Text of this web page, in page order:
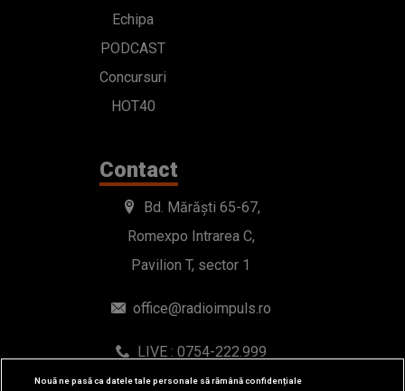
Echipa
PODCAST
Concursuri
HOT40
Contact
Bd. Mărăști 65-67,
Romexpo Intrarea C,
Pavilion T, sector 1
office@radioimpuls.ro
LIVE : 0754-222.999
WhatsApp: 0754-222.999
Nouă ne pasă ca datele tale personale să rămână confidențiale